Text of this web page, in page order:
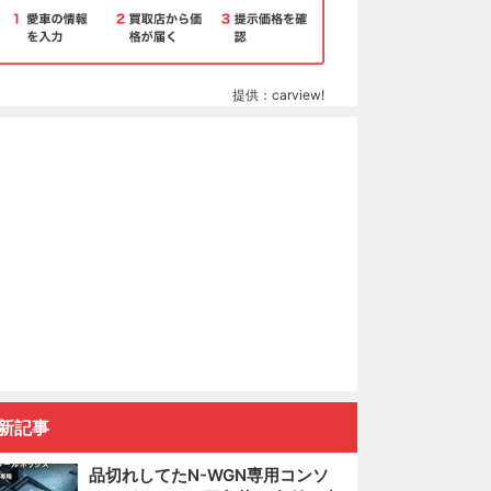
提供：carview!
記事
品切れしてたN-WGN専用コンソ